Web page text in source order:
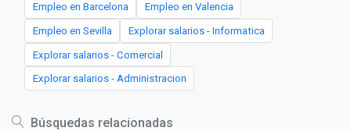
Empleo en Barcelona Empleo en Valencia
Empleo en Sevilla Explorar salarios - Informatica
Explorar salarios - Comercial
Explorar salarios - Administracion
Búsquedas relacionadas